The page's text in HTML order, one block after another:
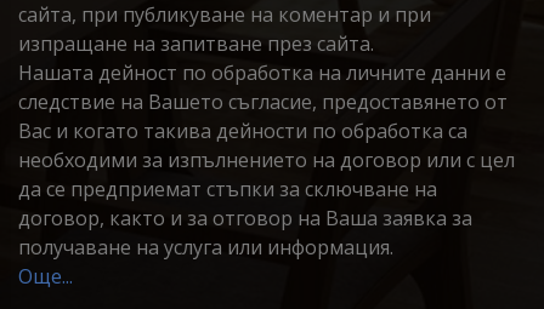
сайта, при публикуване на коментар и при
изпращане на запитване през сайта.
Нашата дейност по обработка на личните данни е
следствие на Вашето съгласие, предоставянето от
Вас и когато такива дейности по обработка са
необходими за изпълнението на договор или с цел
да се предприемат стъпки за сключване на
договор, както и за отговор на Ваша заявка за
получаване на услуга или информация.
Още...